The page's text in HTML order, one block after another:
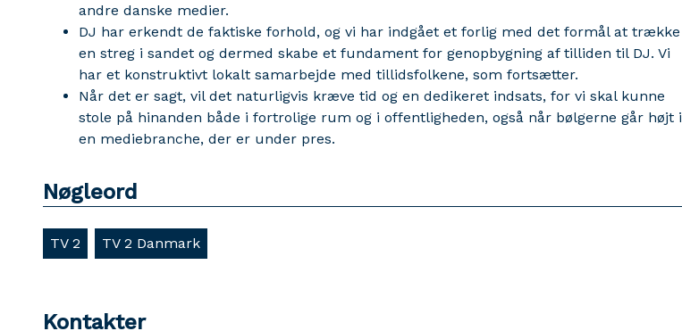
andre danske medier.
DJ har erkendt de faktiske forhold, og vi har indgået et forlig med det formål at trække
en streg i sandet og dermed skabe et fundament for genopbygning af tilliden til DJ. Vi
har et konstruktivt lokalt samarbejde med tillidsfolkene, som fortsætter.
Når det er sagt, vil det naturligvis kræve tid og en dedikeret indsats, for vi skal kunne
stole på hinanden både i fortrolige rum og i offentligheden, også når bølgerne går højt i
en mediebranche, der er under pres.
Nøgleord
TV 2 TV 2 Danmark
Kontakter